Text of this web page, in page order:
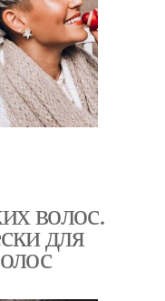
волос.
для